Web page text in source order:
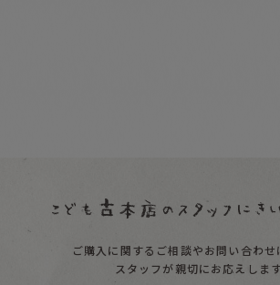
ご購入に関するご相談やお問い合わせ
スタッフが親切にお応えします